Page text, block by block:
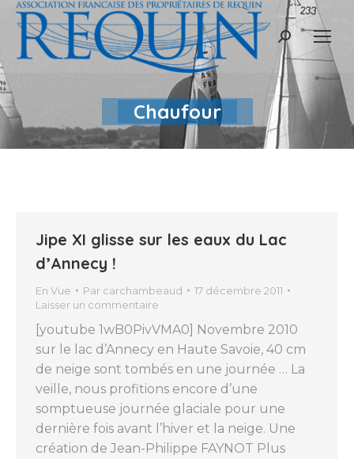
Recherche
Chaufour
Jipe XI glisse sur les eaux du Lac
d’Annecy !
En Vue Par carchambeaud
17 décembre 2011
Laisser un commentaire
[youtube 1wB0PivVMA0] Novembre 2010
sur le lac d’Annecy en Haute Savoie, 40 cm
de neige sont tombés en une journée … La
veille, nous profitions encore d’une
somptueuse journée glaciale pour une
dernière fois avant l’hiver et la neige. Une
création de Jean-Philippe FAYNOT Plus